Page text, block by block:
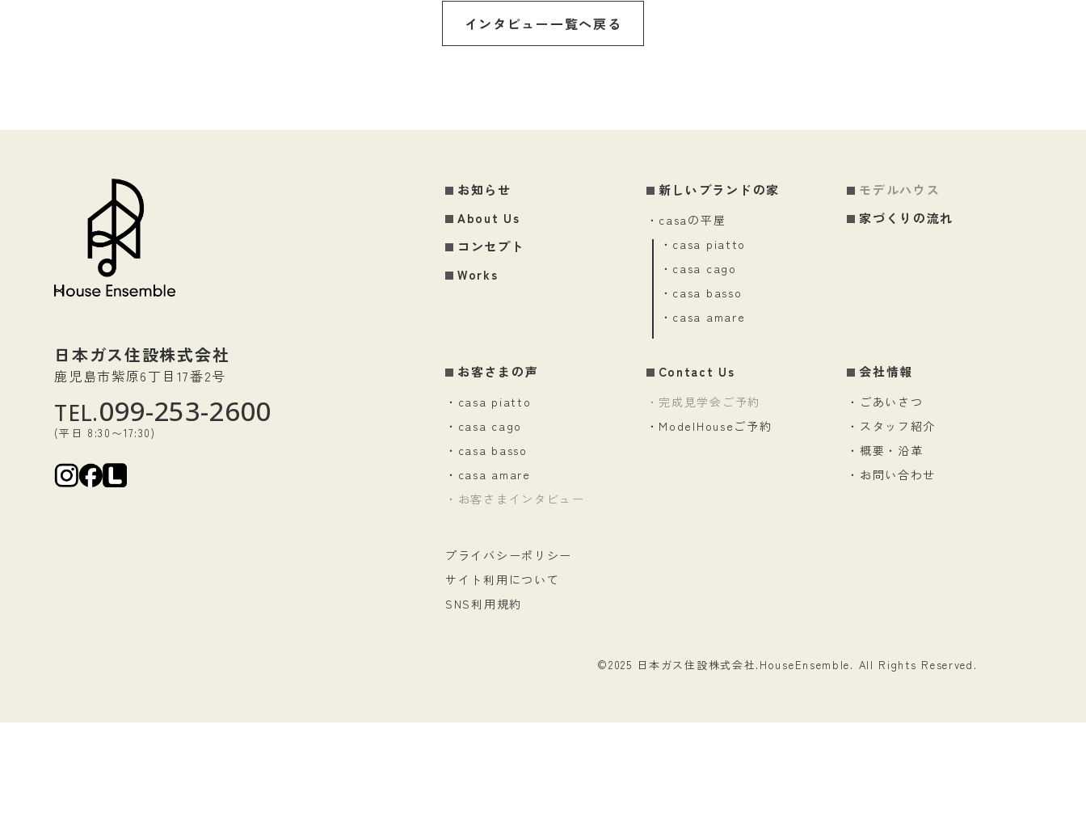
インタビュー一覧へ戻る
日本ガス住設株式会社
鹿児島市紫原6丁目17番2号
TEL.099-253-2600
(平日 8:30〜17:30)
お知らせ
About Us
コンセプト
Works
新しいブランドの家
・casaの平屋
・casa piatto
・casa cago
・casa basso
・casa amare
モデルハウス
家づくりの流れ
お客さまの声
・casa piatto
・casa cago
・casa basso
・casa amare
・お客さまインタビュー
Contact Us
・完成見学会ご予約
・ModelHouseご予約
会社情報
・ごあいさつ
・スタッフ紹介
・概要・沿革
・お問い合わせ
プライバシーポリシー
サイト利用について
SNS利用規約
©2025 日本ガス住設株式会社. HouseEnsemble. All Rights Reserved.